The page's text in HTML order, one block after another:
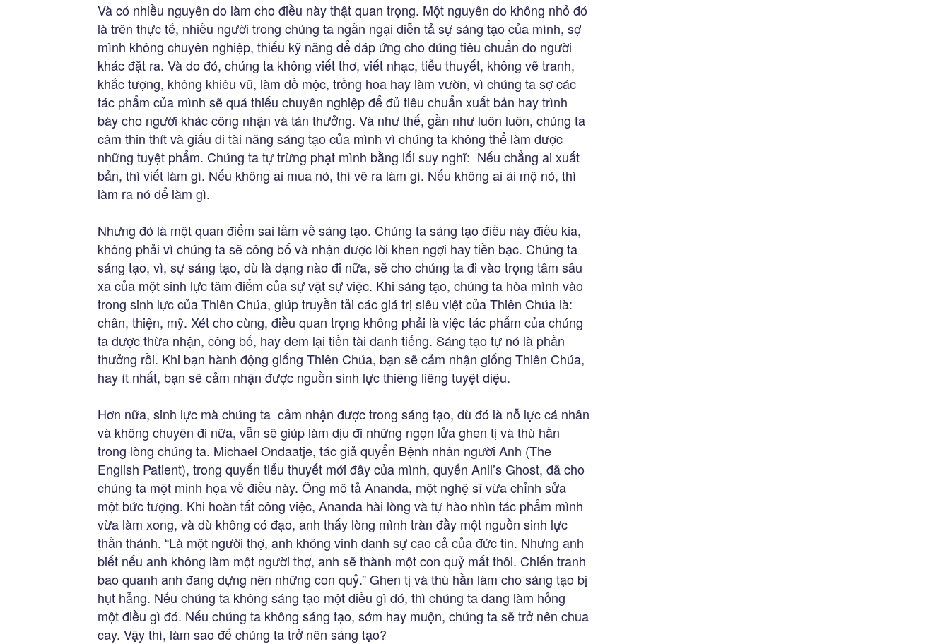
Và có nhiều nguyên do làm cho điều này thật quan trọng. Một nguyên do không nhỏ đó
là trên thực tế, nhiều người trong chúng ta ngần ngại diễn tả sự sáng tạo của mình, sợ
mình không chuyên nghiệp, thiếu kỹ năng để đáp ứng cho đúng tiêu chuẩn do người
khác đặt ra. Và do đó, chúng ta không viết thơ, viết nhạc, tiểu thuyết, không vẽ tranh,
khắc tượng, không khiêu vũ, làm đồ mộc, trồng hoa hay làm vườn, vì chúng ta sợ các
tác phẩm của mình sẽ quá thiếu chuyên nghiệp để đủ tiêu chuẩn xuất bản hay trình
bày cho người khác công nhận và tán thưởng. Và như thế, gần như luôn luôn, chúng ta
câm thin thít và giấu đi tài năng sáng tạo của mình vì chúng ta không thể làm được
những tuyệt phẩm. Chúng ta tự trừng phạt mình bằng lối suy nghĩ: Nếu chẳng ai xuất
bản, thì viết làm gì. Nếu không ai mua nó, thì vẽ ra làm gì. Nếu không ai ái mộ nó, thì
làm ra nó để làm gì.
Nhưng đó là một quan điểm sai lầm về sáng tạo. Chúng ta sáng tạo điều này điều kia,
không phải vì chúng ta sẽ công bố và nhận được lời khen ngợi hay tiền bạc. Chúng ta
sáng tạo, vì, sự sáng tạo, dù là dạng nào đi nữa, sẽ cho chúng ta đi vào trọng tâm sâu
xa của một sinh lực tâm điểm của sự vật sự việc. Khi sáng tạo, chúng ta hòa mình vào
trong sinh lực của Thiên Chúa, giúp truyền tải các giá trị siêu việt của Thiên Chúa là:
chân, thiện, mỹ. Xét cho cùng, điều quan trọng không phải là việc tác phẩm của chúng
ta được thừa nhận, công bố, hay đem lại tiền tài danh tiếng. Sáng tạo tự nó là phần
thưởng rồi. Khi bạn hành động giống Thiên Chúa, bạn sẽ cảm nhận giống Thiên Chúa,
hay ít nhất, bạn sẽ cảm nhận được nguồn sinh lực thiêng liêng tuyệt diệu.
Hơn nữa, sinh lực mà chúng ta cảm nhận được trong sáng tạo, dù đó là nỗ lực cá nhân
và không chuyên đi nữa, vẫn sẽ giúp làm dịu đi những ngọn lửa ghen tị và thù hằn
trong lòng chúng ta. Michael Ondaatje, tác giả quyển Bệnh nhân người Anh (The
English Patient), trong quyển tiểu thuyết mới đây của mình, quyển Anil’s Ghost, đã cho
chúng ta một minh họa về điều này. Ông mô tả Ananda, một nghệ sĩ vừa chỉnh sửa
một bức tượng. Khi hoàn tất công việc, Ananda hài lòng và tự hào nhìn tác phẩm mình
vừa làm xong, và dù không có đạo, anh thấy lòng mình tràn đầy một nguồn sinh lực
thần thánh. “Là một người thợ, anh không vinh danh sự cao cả của đức tin. Nhưng anh
biết nếu anh không làm một người thợ, anh sẽ thành một con quỷ mất thôi. Chiến tranh
bao quanh anh đang dựng nên những con quỷ.” Ghen tị và thù hằn làm cho sáng tạo bị
hụt hẫng. Nếu chúng ta không sáng tạo một điều gì đó, thì chúng ta đang làm hỏng
một điều gì đó. Nếu chúng ta không sáng tạo, sớm hay muộn, chúng ta sẽ trở nên chua
cay. Vậy thì, làm sao để chúng ta trở nên sáng tạo?